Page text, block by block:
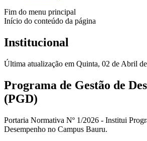
Fim do menu principal
Início do conteúdo da página
Institucional
Última atualização em Quinta, 02 de Abril
Programa de Gestão de
(PGD)
Portaria Normativa Nº 1/2026 - Institui
Desempenho no Campus Bauru.